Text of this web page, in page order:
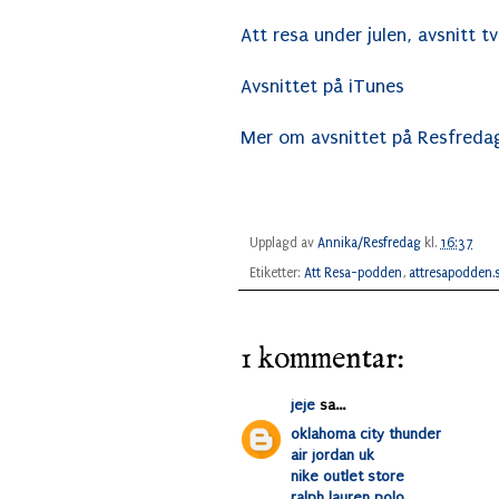
Att resa under julen, avsnitt
Avsnittet på iTunes
Mer om avsnittet på
Upplagd av Annika/Resfredag kl. 16:37
Etiketter: Att Resa-podden,
1 kommentar:
jeje sa...
oklahoma city thunder
air jordan uk
nike outlet store